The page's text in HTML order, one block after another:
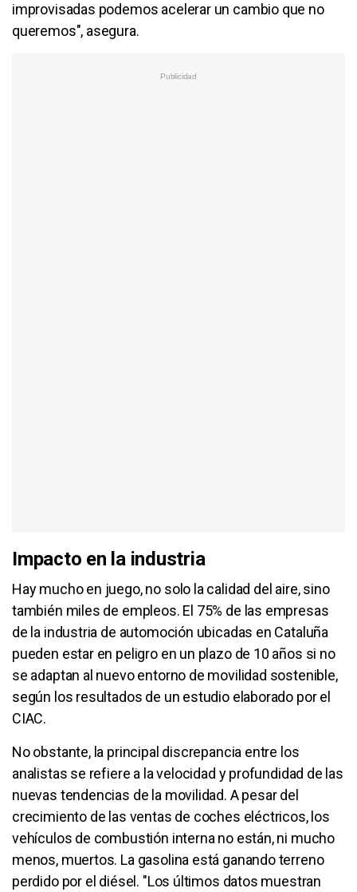
improvisadas podemos acelerar un cambio que no
queremos", asegura.
Impacto en la industria
Hay mucho en juego, no solo la calidad del aire, sino
también miles de empleos. El 75% de las empresas
de la industria de automoción ubicadas en Cataluña
pueden estar en peligro en un plazo de 10 años si no
se adaptan al nuevo entorno de movilidad sostenible,
según los resultados de un estudio elaborado por el
CIAC.
No obstante, la principal discrepancia entre los
analistas se refiere a la velocidad y profundidad de las
nuevas tendencias de la movilidad. A pesar del
crecimiento de las ventas de coches eléctricos, los
vehículos de combustión interna no están, ni mucho
menos, muertos. La gasolina está ganando terreno
perdido por el diésel. "Los últimos datos muestran